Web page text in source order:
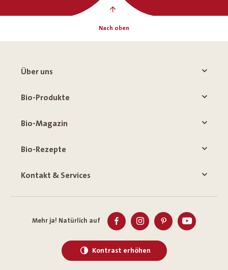
Nach oben
Über uns
Bio-Produkte
Bio-Magazin
Bio-Rezepte
Kontakt & Services
Mehr ja! Natürlich auf
Kontrast erhöhen